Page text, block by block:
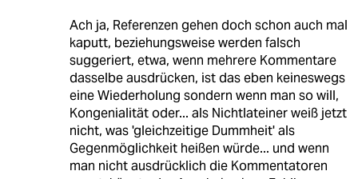
Ach ja, Referenzen gehen doch schon auch mal
kaputt, beziehungsweise werden falsch
suggeriert, etwa, wenn mehrere Kommentare
dasselbe ausdrücken, ist das eben keineswegs
eine Wiederholung sondern wenn man so will,
Kongenialität oder... als Nichtlateiner weiß jetzt
nicht, was 'gleichzeitige Dummheit' als
Gegenmöglichkeit heißen würde... und wenn
man nicht ausdrücklich die Kommentatoren